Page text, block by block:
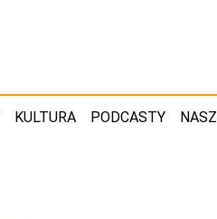
KULTURA PODCASTY